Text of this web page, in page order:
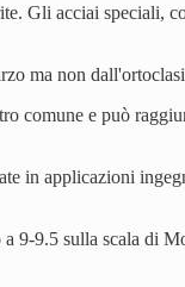
Gli acciai speciali,
ma non
comune e può
in applicazioni
9-9.5 sulla scala di